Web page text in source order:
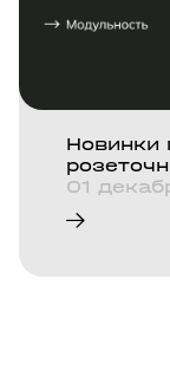
Новинки
01